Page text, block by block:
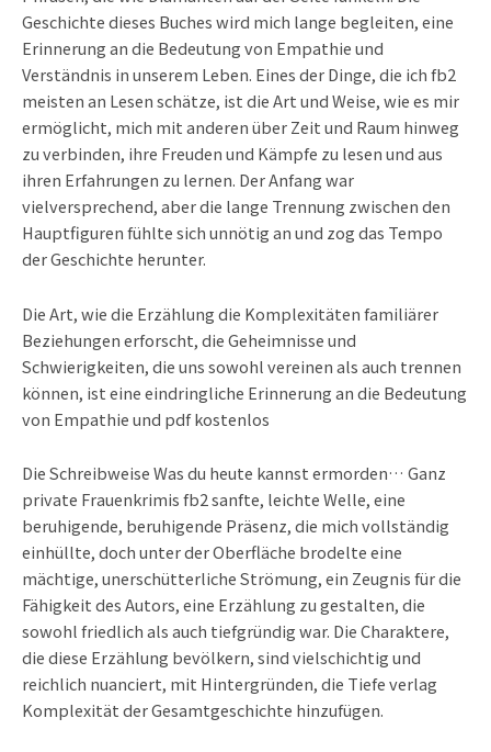
Geschichte dieses Buches wird mich lange begleiten, eine
Erinnerung an die Bedeutung von Empathie und
Verständnis in unserem Leben. Eines der Dinge, die ich fb2
meisten an Lesen schätze, ist die Art und Weise, wie es mir
ermöglicht, mich mit anderen über Zeit und Raum hinweg
zu verbinden, ihre Freuden und Kämpfe zu lesen und aus
ihren Erfahrungen zu lernen. Der Anfang war
vielversprechend, aber die lange Trennung zwischen den
Hauptfiguren fühlte sich unnötig an und zog das Tempo
der Geschichte herunter.
Die Art, wie die Erzählung die Komplexitäten familiärer
Beziehungen erforscht, die Geheimnisse und
Schwierigkeiten, die uns sowohl vereinen als auch trennen
können, ist eine eindringliche Erinnerung an die Bedeutung
von Empathie und pdf kostenlos
Die Schreibweise Was du heute kannst ermorden… Ganz
private Frauenkrimis fb2 sanfte, leichte Welle, eine
beruhigende, beruhigende Präsenz, die mich vollständig
einhüllte, doch unter der Oberfläche brodelte eine
mächtige, unerschütterliche Strömung, ein Zeugnis für die
Fähigkeit des Autors, eine Erzählung zu gestalten, die
sowohl friedlich als auch tiefgründig war. Die Charaktere,
die diese Erzählung bevölkern, sind vielschichtig und
reichlich nuanciert, mit Hintergründen, die Tiefe verlag
Komplexität der Gesamtgeschichte hinzufügen.